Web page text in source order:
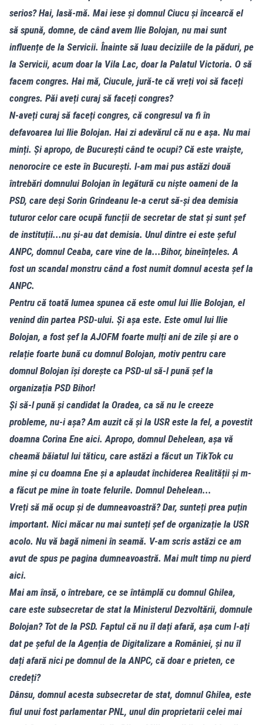
serios? Hai, lasă-mă. Mai iese și domnul Ciucu și încearcă el
să spună, domne, de când avem Ilie Bolojan, nu mai sunt
influențe de la Servicii. Înainte să luau deciziile de la păduri, pe
la Servicii, acum doar la Vila Lac, doar la Palatul Victoria. O să
facem congres. Hai mă, Ciucule, jură-te că vreți voi să faceți
congres. Păi aveți curaj să faceți congres?
N-aveți curaj să faceți congres, că congresul va fi în
defavoarea lui Ilie Bolojan. Hai zi adevărul că nu e așa. Nu mai
minți. Și apropo, de București când te ocupi? Că este vraiște,
nenorocire ce este în București. I-am mai pus astăzi două
întrebări domnului Bolojan în legătură cu niște oameni de la
PSD, care deși Sorin Grindeanu le-a cerut să-și dea demisia
tuturor celor care ocupă funcții de secretar de stat și sunt șef
de instituții...nu și-au dat demisia. Unul dintre ei este șeful
ANPC, domnul Ceaba, care vine de la...Bihor, bineînțeles. A
fost un scandal monstru când a fost numit domnul acesta șef la
ANPC.
Pentru că toată lumea spunea că este omul lui Ilie Bolojan, el
venind din partea PSD-ului. Și așa este. Este omul lui Ilie
Bolojan, a fost șef la AJOFM foarte mulți ani de zile și are o
relație foarte bună cu domnul Bolojan, motiv pentru care
domnul Bolojan își dorește ca PSD-ul să-l pună șef la
organizația PSD Bihor!
Și să-l pună și candidat la Oradea, ca să nu le creeze
probleme, nu-i așa? Am auzit că și la USR este la fel, a povestit
doamna Corina Ene aici. Apropo, domnul Dehelean, așa vă
cheamă băiatul lui tăticu, care astăzi a făcut un TikTok cu
mine și cu doamna Ene și a aplaudat închiderea Realității și m-
a făcut pe mine în toate felurile. Domnul Dehelean...
Vreți să mă ocup și de dumneavoastră? Dar, sunteți prea puțin
important. Nici măcar nu mai sunteți șef de organizație la USR
acolo. Nu vă bagă nimeni în seamă. V-am scris astăzi ce am
avut de spus pe pagina dumneavoastră. Mai mult timp nu pierd
aici.
Mai am însă, o întrebare, ce se întâmplă cu domnul Ghilea,
care este subsecretar de stat la Ministerul Dezvoltării, domnule
Bolojan? Tot de la PSD. Faptul că nu îl dați afară, așa cum l-ați
dat pe șeful de la Agenția de Digitalizare a României, și nu îl
dați afară nici pe domnul de la ANPC, că doar e prieten, ce
credeți?
Dânsu, domnul acesta subsecretar de stat, domnul Ghilea, este
fiul unui fost parlamentar PNL, unul din proprietarii celei mai